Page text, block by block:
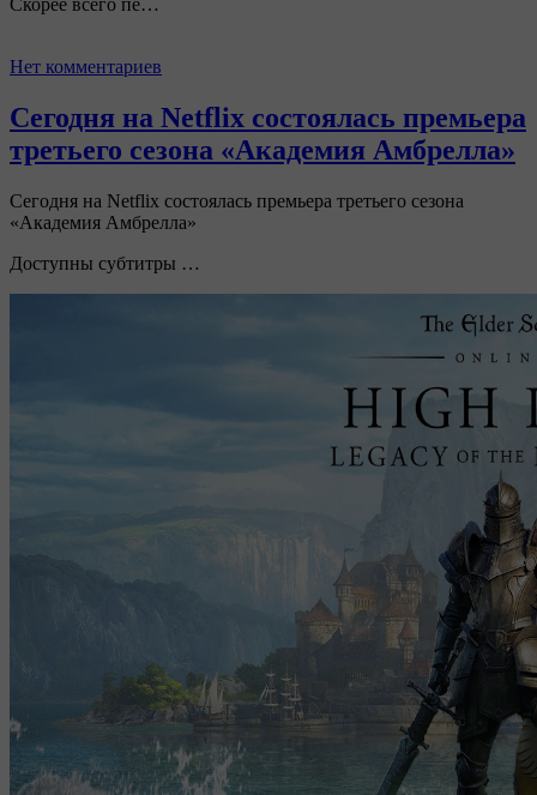
Скорее всего пе…
Нет комментариев
Сегодня на Netflix состоялась премьера
третьего сезона «Академия Амбрелла»
Сегодня на Netflix состоялась премьера третьего сезона
«Академия Амбрелла»
Доступны субтитры …